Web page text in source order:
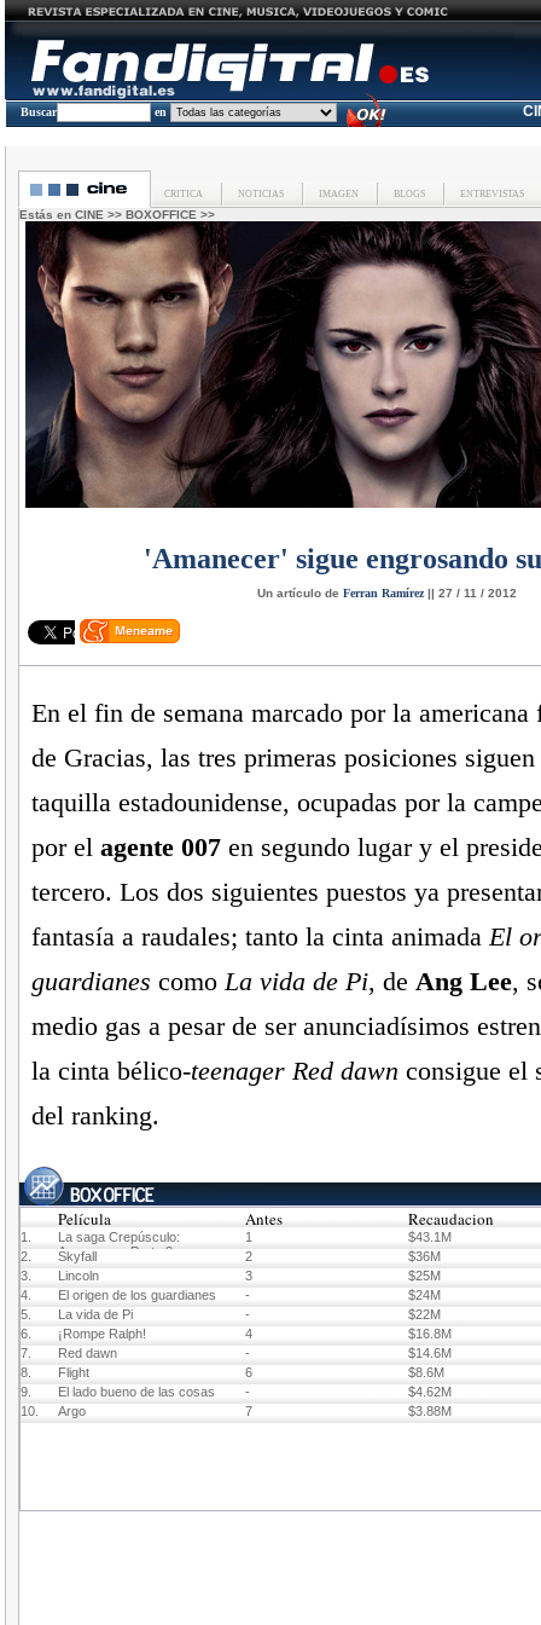
Buscar en
CRITICA NOTICIAS IMAGEN BLOGS ENTREVISTAS
Estás en CINE >> BOXOFFICE >>
'Amanecer' sigue engrosando
Un artículo de Ferran Ramírez|| 27 / 11 / 2012
En el fin de semana marcado por la
de Gracias, las tres primeras posiciones
taquilla estadounidense, ocupadas por la
por el agente 007en segundo lugar y el
tercero. Los dos siguientes puestos ya
fantasía a raudales; tanto la cinta animadaEl
guardianes comoLa vida de Pi, de Ang Lee,
medio gas a pesar de ser anunciadísimos
la cinta bélico-teenager Red dawn consigue el
del ranking.
Película Antes Recaudacion
1.
La saga Crepúsculo:
Amanecer - Parte 2
1
$43.1M
2.
Skyfall 2
$36M
3.
Lincoln 3
$25M
4.
El origen de los guardianes -
$24M
5.
La vida de Pi -
$22M
6.
¡Rompe Ralph! 4
$16.8M
7.
Red dawn -
$14.6M
8.
Flight 6
$8.6M
9.
El lado bueno de las cosas -
$4.62M
10.
Argo 7 $3.88M